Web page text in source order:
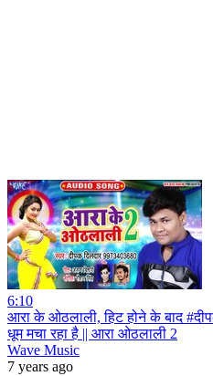
6:10
आरा के ओठलाली, हिट होने के बाद
धूम मचा रहा है || आरा ओठलाली 2
Wave Music
7 years ago